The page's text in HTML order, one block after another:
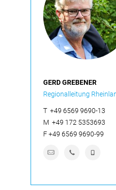
GERD GREBENER
Regionalleitung
T +49 6569 9690-13
M +49 172 5353693
F+49 6569 9690-99